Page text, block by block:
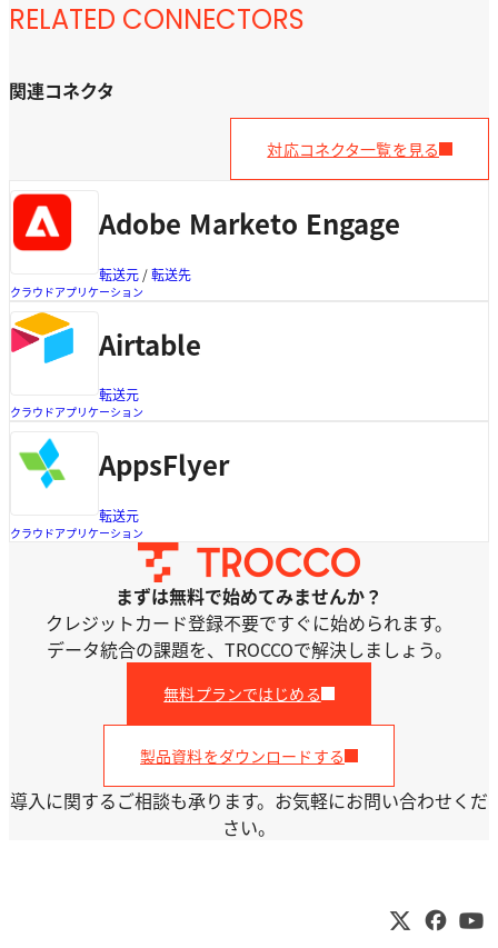
RELATED CONNECTORS
関連コネクタ
対応コネクタ一覧を見る
Adobe Marketo Engage
転送元 / 転送先
クラウドアプリケーション
Airtable
転送元
クラウドアプリケーション
AppsFlyer
転送元
クラウドアプリケーション
まずは無料で始めてみませんか？
クレジットカード登録不要ですぐに始められます。
データ統合の課題を、TROCCOで解決しましょう。
無料プランではじめる
製品資料をダウンロードする
導入に関するご相談も承ります。お気軽にお問い合わせくだ
さい。